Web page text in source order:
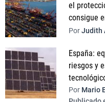
el
consigue
PorJudith
España:
riesgos y
Por Mario